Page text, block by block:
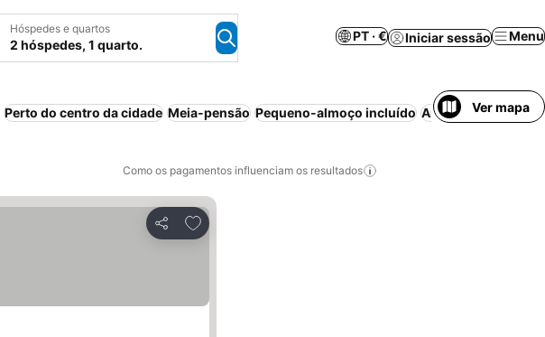
Hóspedes e quartos
2 hóspedes, 1 quarto.
PT · € Iniciar sessão Menu
Perto do centro da cidade Meia-pensão Pequeno-almoço incluído Animais permitidos
Ver mapa
Como os pagamentos influenciam os resultados
Partilhar
Adicionar aos favoritos